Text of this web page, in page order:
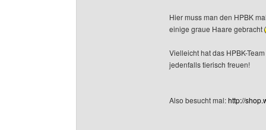
Hier muss man den HPBK
einige graue Haare gebracht
Vielleicht hat das HPBK-
jedenfalls tierisch freuen!
Also besucht mal:http://